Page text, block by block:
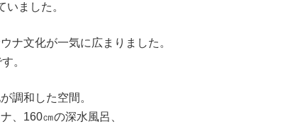
ました。
ナ文化が一気に広まりました。
。
調和した空間。
、160㎝の深水風呂、